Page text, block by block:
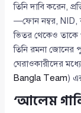
তিনি দাবি করেন,
—ফোন নম্বর, NID,
ভিতর থেকেও তাকে
তিনি রমনা জোনের
ঘেরাওকারীদের
Bangla Team)
‘আলেম